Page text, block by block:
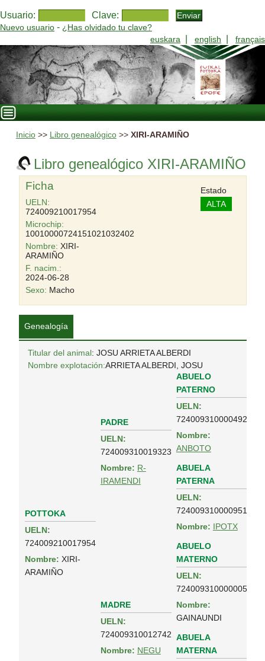
Usuario: Clave:
Nuevo usuario - ¿Has olvidado tu clave?
euskara
english français
Inicio>> Libro genealógico>> XIRI-ARAMIÑO
Libro genealógico XIRI-ARAMIÑO
Ficha
UELN:
724009210017954
Microchip:
10010000724151021032402
Nombre: XIRI-
ARAMIÑO
F. nacim.:
2024-06-28
Sexo: Macho
Estado
ALTA
Genealogía
Titular del animal: JOSU ARRIETA ALBERDI
Nombre explotación:ARRIETA ALBERDI, JOSU
POTTOKA
UELN:
724009210017954
Nombre: XIRI-
ARAMIÑO
PADRE
UELN:
724009310019323
Nombre: R-
IRAMENDI
ABUELO
PATERNO
UELN:
724009310000492
Nombre:
ANBOTO
ABUELA
PATERNA
UELN:
724009310000951
Nombre: IPOTX
MADRE
UELN:
724009310012742
Nombre: NEGU
ABUELO
MATERNO
UELN:
724009310000005
Nombre:
GAINAUNDI
ABUELA
MATERNA